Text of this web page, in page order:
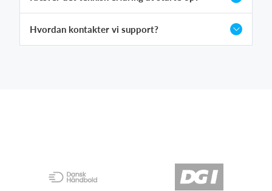
Hvordan kontakter vi support?